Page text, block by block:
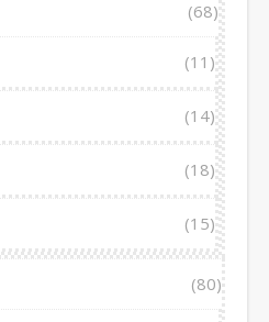
(68)
(11)
(14)
(18)
(15)
(80)